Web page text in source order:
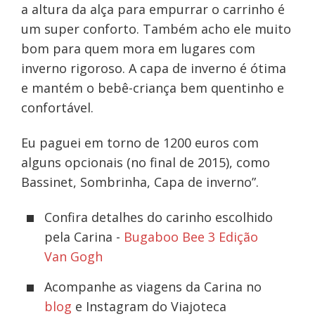
a altura da alça para empurrar o carrinho é
um super conforto. Também acho ele muito
bom para quem mora em lugares com
inverno rigoroso. A capa de inverno é ótima
e mantém o bebê-criança bem quentinho e
confortável.
Eu paguei em torno de 1200 euros com
alguns opcionais (no final de 2015), como
Bassinet, Sombrinha, Capa de inverno”.
Confira detalhes do carinho escolhido
pela Carina - Bugaboo Bee 3 Edição
Van Gogh
Acompanhe as viagens da Carina no
blog e Instagram do Viajoteca